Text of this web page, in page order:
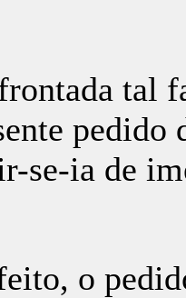
tal
se-ia de
o